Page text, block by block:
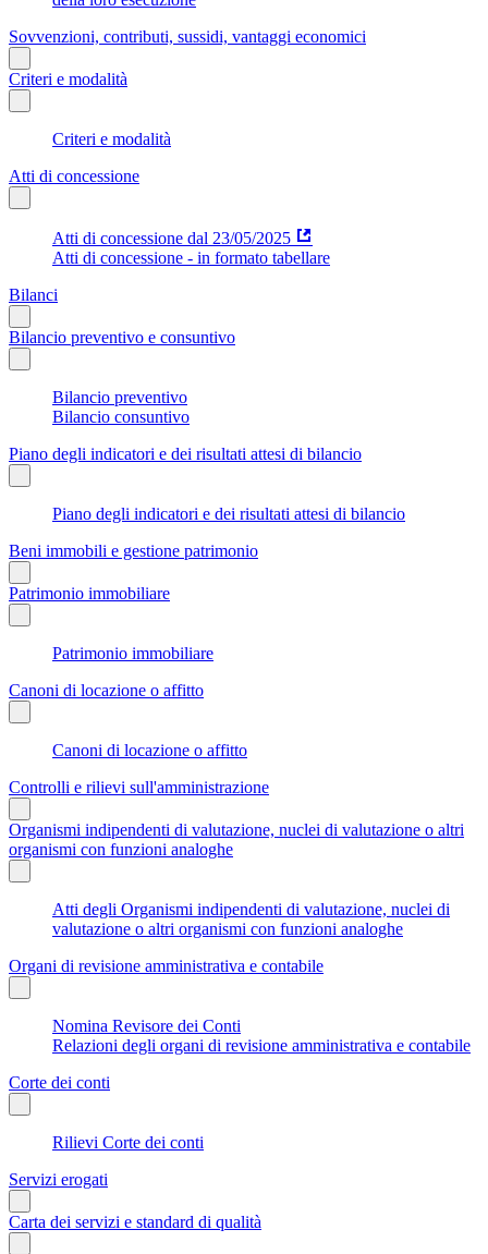
Sovvenzioni, contributi, sussidi, vantaggi economici
Criteri e modalità
Criteri e modalità
Atti di concessione
Atti di concessione dal 23/05/2025
Atti di concessione - in formato tabellare
Bilanci
Bilancio preventivo e consuntivo
Bilancio preventivo
Bilancio consuntivo
Piano degli indicatori e dei risultati attesi di bilancio
Piano degli indicatori e dei risultati attesi di bilancio
Beni immobili e gestione patrimonio
Patrimonio immobiliare
Patrimonio immobiliare
Canoni di locazione o affitto
Canoni di locazione o affitto
Controlli e rilievi sull'amministrazione
Organismi indipendenti di valutazione, nuclei di valutazione o altri
organismi con funzioni analoghe
Atti degli Organismi indipendenti di valutazione, nuclei di
valutazione o altri organismi con funzioni analoghe
Organi di revisione amministrativa e contabile
Nomina Revisore dei Conti
Relazioni degli organi di revisione amministrativa e contabile
Corte dei conti
Rilievi Corte dei conti
Servizi erogati
Carta dei servizi e standard di qualità